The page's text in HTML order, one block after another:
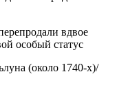
(около 1740-х)/